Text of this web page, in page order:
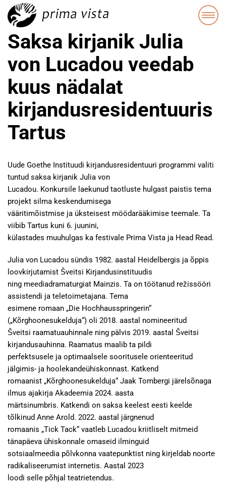
Saksa kirjanik Julia
von Lucadou veedab
kuus nädalat
kirjandusresidentuuris
Tartus
Uude Goethe Instituudi kirjandusresidentuuri programmi valiti
tuntud saksa kirjanik Julia von
Lucadou. Konkursile laekunud taotluste hulgast paistis tema
projekt silma keskendumisega
vääritimõistmise ja üksteisest möödarääkimise teemale. Ta
viibib Tartus kuni 6. juunini,
külastades muuhulgas ka festivale Prima Vista ja Head Read.
Julia von Lucadou sündis 1982. aastal Heidelbergis ja õppis
loovkirjutamist Šveitsi Kirjandusinstituudis
ning meediadramaturgiat Mainzis. Ta on töötanud režissööri
assistendi ja teletoimetajana. Tema
esimene romaan „Die Hochhausspringerin“
(„Kõrghoonesukelduja“) oli 2018. aastal nomineeritud
Šveitsi raamatuauhinnale ning pälvis 2019. aastal Šveitsi
kirjandusauhinna. Raamatus maalib ta pildi
perfektsusele ja optimaalsele sooritusele orienteeritud
jälgimis- ja hoolekandeühiskonnast. Katkend
romaanist „Kõrghoonesukelduja“ Jaak Tombergi järelsõnaga
ilmus ajakirja Akadeemia 2024. aasta
märtsinumbris. Katkendi on saksa keelest eesti keelde
tõlkinud Anne Arold. 2022. aastal järgnenud
romaanis „Tick Tack“ vaatleb Lucadou kriitliselt mitmeid
tänapäeva ühiskonnale omaseid ilminguid
sotsiaalmeedia põlvkonna vaatepunktist ning kirjeldab noorte
radikaliseerumist internetis. Aastal 2023
loodi selle põhjal teatrietendus.